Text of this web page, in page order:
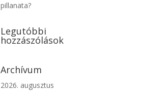
pillanata?
Legutóbbi
hozzászólások
Archívum
2026. augusztus